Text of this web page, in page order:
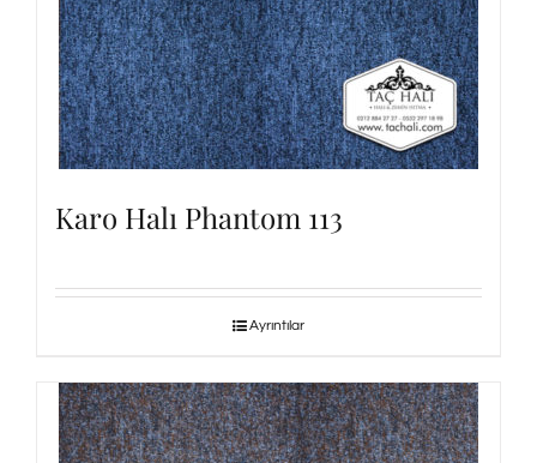
Karo Halı Phantom 113
Ayrıntılar